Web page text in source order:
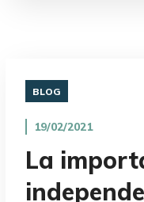
BLOG
19/02/2021
La